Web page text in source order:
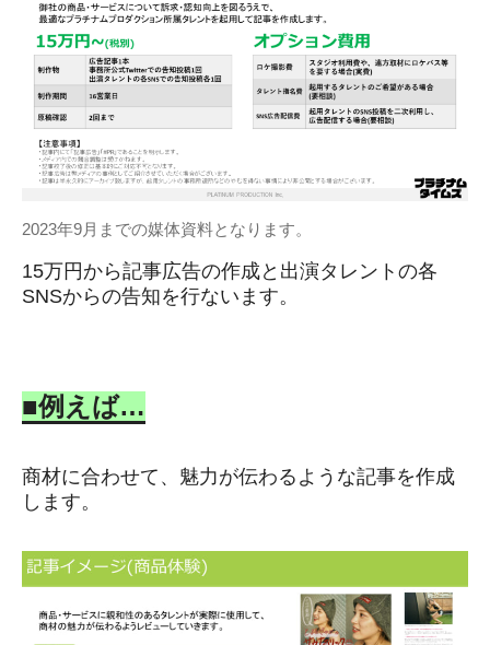
2023年9月までの媒体資料となります。
15万円から記事広告の作成と出演タレントの各
SNSからの告知を行ないます。
■例えば…
商材に合わせて、魅力が伝わるような記事を作成
します。